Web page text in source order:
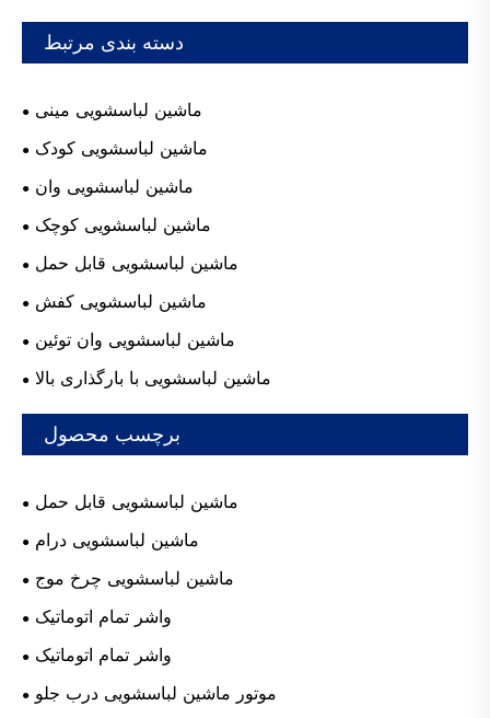
دسته بندی مرتبط
ماشین لباسشویی مینی
ماشین لباسشویی کودک
ماشین لباسشویی وان
ماشین لباسشویی کوچک
ماشین لباسشویی قابل حمل
ماشین لباسشویی کفش
ماشین لباسشویی وان توئین
ماشین لباسشویی با بارگذاری بالا
برچسب محصول
ماشین لباسشویی قابل حمل
ماشین لباسشویی درام
ماشین لباسشویی چرخ موج
واشر تمام اتوماتیک
واشر تمام اتوماتیک
موتور ماشین لباسشویی درب جلو